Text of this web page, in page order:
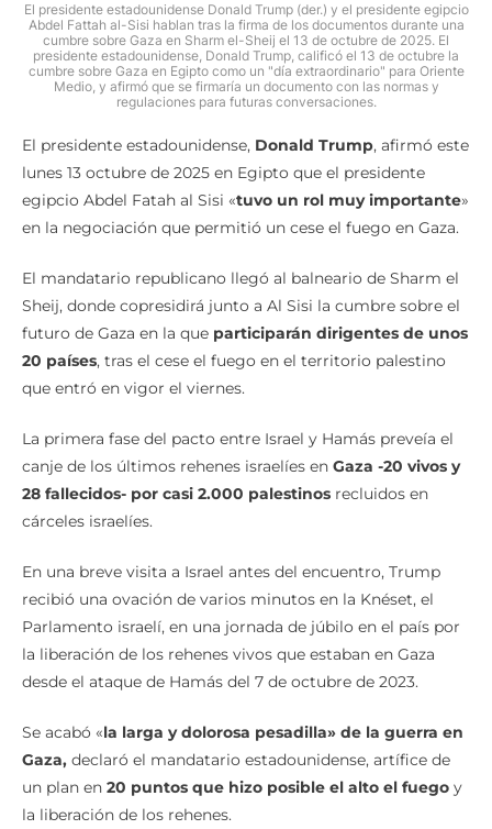
El presidente estadounidense Donald Trump (der.) y el presidente egipcio
Abdel Fattah al-Sisi hablan tras la firma de los documentos durante una
cumbre sobre Gaza en Sharm el-Sheij el 13 de octubre de 2025. El
presidente estadounidense, Donald Trump, calificó el 13 de octubre la
cumbre sobre Gaza en Egipto como un "día extraordinario" para Oriente
Medio, y afirmó que se firmaría un documento con las normas y
regulaciones para futuras conversaciones.
El presidente estadounidense, Donald Trump, afirmó este
lunes 13 octubre de 2025 en Egipto que el presidente
egipcio Abdel Fatah al Sisi «tuvo un rol muy importante»
en la negociación que permitió un cese el fuego en Gaza.
El mandatario republicano llegó al balneario de Sharm el
Sheij, donde copresidirá junto a Al Sisi la cumbre sobre el
futuro de Gaza en la que participarán dirigentes de unos
20 países, tras el cese el fuego en el territorio palestino
que entró en vigor el viernes.
La primera fase del pacto entre Israel y Hamás preveía el
canje de los últimos rehenes israelíes en Gaza -20 vivos y
28 fallecidos- por casi 2.000 palestinos recluidos en
cárceles israelíes.
En una breve visita a Israel antes del encuentro, Trump
recibió una ovación de varios minutos en la Knéset, el
Parlamento israelí, en una jornada de júbilo en el país por
la liberación de los rehenes vivos que estaban en Gaza
desde el ataque de Hamás del 7 de octubre de 2023.
Se acabó «la larga y dolorosa pesadilla» de la guerra en
Gaza, declaró el mandatario estadounidense, artífice de
un plan en 20 puntos que hizo posible el alto el fuego y
la liberación de los rehenes.